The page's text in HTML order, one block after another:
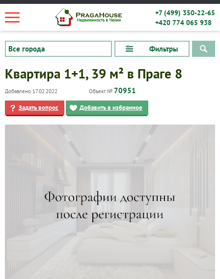
+7 (499) 350-22-65
+420 774 065 938
Фильтры
Квартиры
Квартира 1+1, 39 м² в Праге 8
Добавлено 17.02.2022 Объект № 70951
Задать вопрос Добавить в избранное